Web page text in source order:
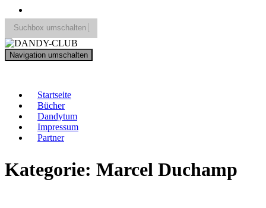
Suchbox umschalten
Search
for:
Navigation umschalten
Startseite
Bücher
Dandytum
Impressum
Partner
Kategorie: Marcel Duchamp